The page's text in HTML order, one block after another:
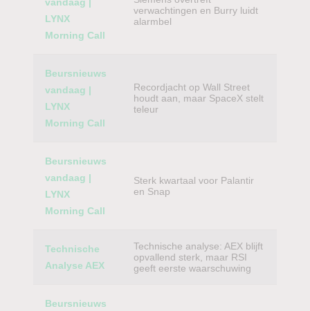
LYNX
Morning Call
verwachtingen en Burry luidt
alarmbel
Beursnieuws
vandaag |
LYNX
Morning Call
Recordjacht op Wall Street
houdt aan, maar SpaceX stelt
teleur
Beursnieuws
vandaag |
LYNX
Morning Call
Sterk kwartaal voor Palantir
en Snap
Technische
Analyse AEX
Technische analyse: AEX blijft
opvallend sterk, maar RSI
geeft eerste waarschuwing
Beursnieuws